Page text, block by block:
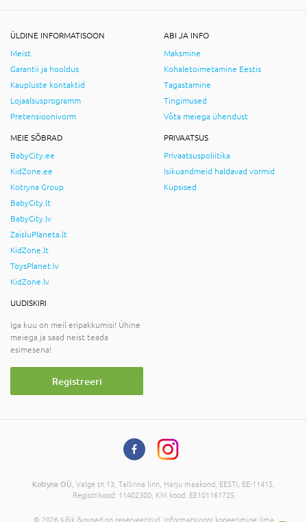
ÜLDINE INFORMATISOON
Meist
Garantii ja hooldus
Kaupluste kontaktid
Lojaalsusprogramm
Pretensioonivorm
ABI JA INFO
Maksmine
Kohaletoimetamine Eestis
Tagastamine
Tingimused
Võta meiega ühendust
MEIE SÕBRAD
BabyCity.ee
KidZone.ee
Kotryna Group
BabyCity.lt
BabyCity.lv
ZaisluPlaneta.lt
KidZone.lt
ToysPlanet.lv
KidZone.lv
PRIVAATSUS
Privaatsuspoliitika
Isikuandmeid haldavad vormid
Küpsised
UUDISKIRI
Iga kuu on meil eripakkumisi! Ühine
meiega ja saad neist teada
esimesena!
Registreeri
Kotryna OÜ , Valge tn 13, Tallinna linn, Harju maakond, EESTI, EE-11415,
Registrikood: 11402300, KM kood: EE101161725
© 2026 Kõik õigused on reserveeritud. Informatsiooni kopeerimine ilma